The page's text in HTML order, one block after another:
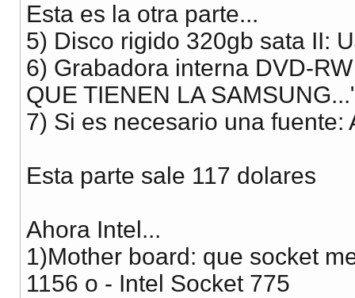
Esta es la otra parte...
5) Disco rigido 320gb sata II:
6) Grabadora interna DVD-
QUE TIENEN LA
7) Si es necesario una fuente:
Esta parte sale 117 dolares
Ahora Intel...
1)Mother board: que socket
1156 o - Intel Socket 775